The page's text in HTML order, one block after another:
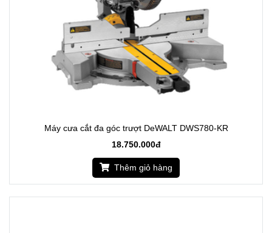
Máy cưa cắt đa góc trượt DeWALT DWS780-KR
18.750.000đ
Thêm giỏ hàng